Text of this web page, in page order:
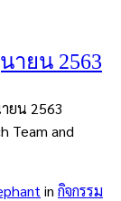
ยน 2563
ยน 2563
Team and
in กิจกรรม